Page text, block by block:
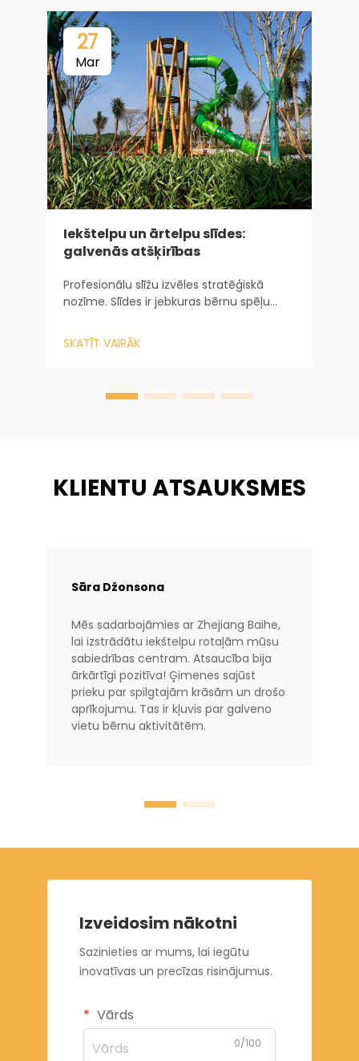
27
Mar
Iekštelpu un ārtelpu slīdes:
galvenās atšķirības
Profesionālu slīžu izvēles stratēģiskā
nozīme. Slīdes ir jebkuras bērnu spēļu
piesaistes elements, kas bērnus ilgstoši
tur aizņemtos. Spēļu laukumu
SKATĪT VAIRĀK
KLIENTU ATSAUKSMES
Sāra Džonsona
Mēs sadarbojāmies ar Zhejiang Baihe,
lai izstrādātu iekštelpu rotaļām mūsu
sabiedrības centram. Atsaucība bija
ārkārtīgi pozitīva! Ģimenes sajūst
prieku par spilgtajām krāsām un drošo
aprīkojumu. Tas ir kļuvis par galveno
vietu bērnu aktivitātēm.
Izveidosim nākotni
Sazinieties ar mums, lai iegūtu
inovatīvas un precīzas risinājumus.
Vārds
0/100